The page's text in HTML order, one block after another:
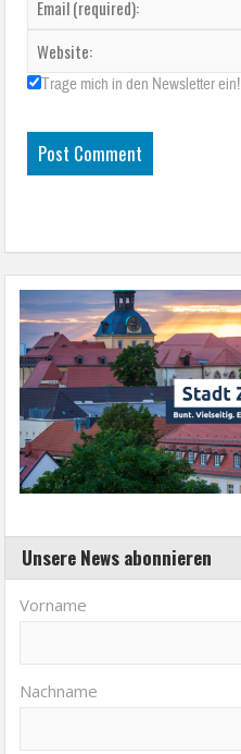
Trage mich in den Newsletter ein!
Unsere News abonnieren
Vorname
Nachname